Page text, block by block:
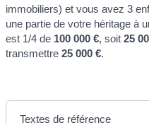
immobiliers) et vous avez 3
une partie de votre héritage à
est 1/4 de 100 000 €, soit25
transmettre25 000 €.
Textes de référence